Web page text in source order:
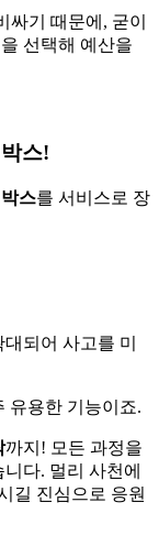
싸기 때문에, 굳이
선택해 예산을
스!
스를 서비스로 장
되어 사고를 미
유용한 기능이죠.
까지! 모든 과정을
다. 멀리 사천에
길 진심으로 응원